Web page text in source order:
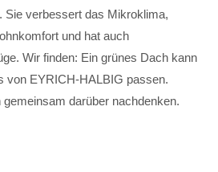
Sie verbessert das Mikroklima,
und hat auch
Wir finden: Ein grünes Dach kann
von EYRICH-HALBIG passen.
darüber nachdenken.